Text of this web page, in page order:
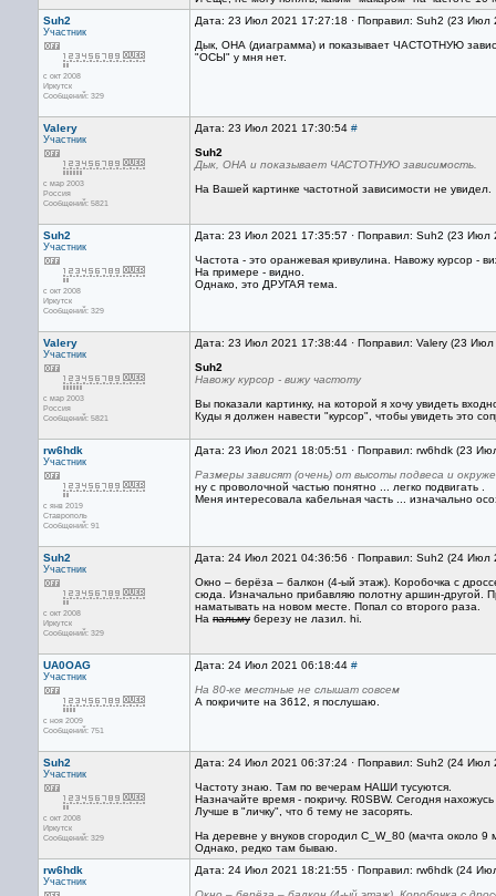
Suh2
Участник
с окт 2008
Иркутск
Сообщений: 329
Дата: 23 Июл 2021 17:27:18 · Поправил: Suh2 (23 Июл
Дык, ОНА (диаграмма) и показывает ЧАСТОТНУЮ
"ОСЫ" у мня нет.
Valery
Участник
с мар 2003
Россия
Сообщений: 5821
Дата: 23 Июл 2021 17:30:54 #
Suh2
Дык, ОНА и показывает ЧАСТОТНУЮ зависимость.
На Вашей картинке частотной зависимости не увидел.
Suh2
Участник
с окт 2008
Иркутск
Сообщений: 329
Дата: 23 Июл 2021 17:35:57 · Поправил: Suh2 (23 Июл
Частота - это оранжевая кривулина. Навожу курсор -
На примере - видно.
Однако, это ДРУГАЯ тема.
Valery
Участник
с мар 2003
Россия
Сообщений: 5821
Дата: 23 Июл 2021 17:38:44 · Поправил: Valery (23
Suh2
Навожу курсор - вижу частоту
Вы показали картинку, на которой я хочу увидеть
Куды я должен навести "курсор", чтобы увидеть это
rw6hdk
Участник
с янв 2019
Ставрополь
Сообщений: 91
Дата: 23 Июл 2021 18:05:51 · Поправил: rw6hdk (23
Размеры зависят (очень) от высоты подвеса и
ну с проволочной частью понятно ... легко подвигать .
Меня интересовала кабельная часть ... изначально
Suh2
Участник
с окт 2008
Иркутск
Сообщений: 329
Дата: 24 Июл 2021 04:36:56 · Поправил: Suh2 (24 Июл
Окно – берёза – балкон (4-ый этаж). Коробочка с
сюда. Изначально прибавляю полотну аршин-другой.
наматывать на новом месте. Попал со второго раза.
На пальму березу не лазил. hi.
UA0OAG
Участник
с ноя 2009
Сообщений: 751
Дата: 24 Июл 2021 06:18:44 #
На 80-ке местные не слышат совсем
А покричите на 3612, я послушаю.
Suh2
Участник
с окт 2008
Иркутск
Сообщений: 329
Дата: 24 Июл 2021 06:37:24 · Поправил: Suh2 (24 Июл
Частоту знаю. Там по вечерам НАШИ тусуются.
Назначайте время - покричу. R0SBW. Сегодня
Лучше в "личку", что б тему не засорять.
На деревне у внуков сгородил С_W_80 (мачта около
Однако, редко там бываю.
rw6hdk
Участник
Дата: 24 Июл 2021 18:21:55 · Поправил: rw6hdk (24